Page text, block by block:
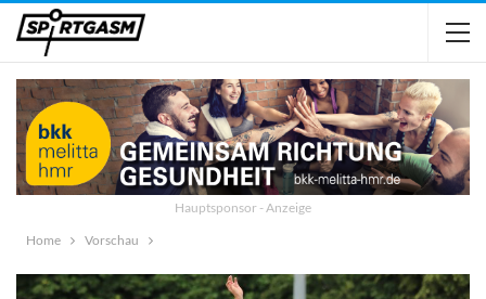
Hauptsponsor - Anzeige
Home
Vorschau